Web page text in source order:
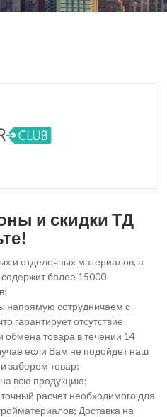
и скидки ТД
и отделочных материалов, а
содержит более 15000
напрямую сотрудничаем с
гарантирует отсутствие
обмена товара в течении 14
если Вам не подойдет наш
заберем товар;
всю продукцию;
расчет необходимого для
Доставка на